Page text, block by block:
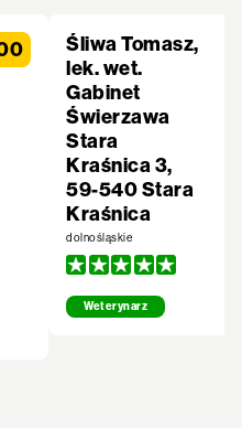
Śliwa Tomasz,
lek. wet.
Gabinet
Świerzawa
Stara
Kraśnica 3,
59-540 Stara
Kraśnica
dolnośląskie
Weterynarz